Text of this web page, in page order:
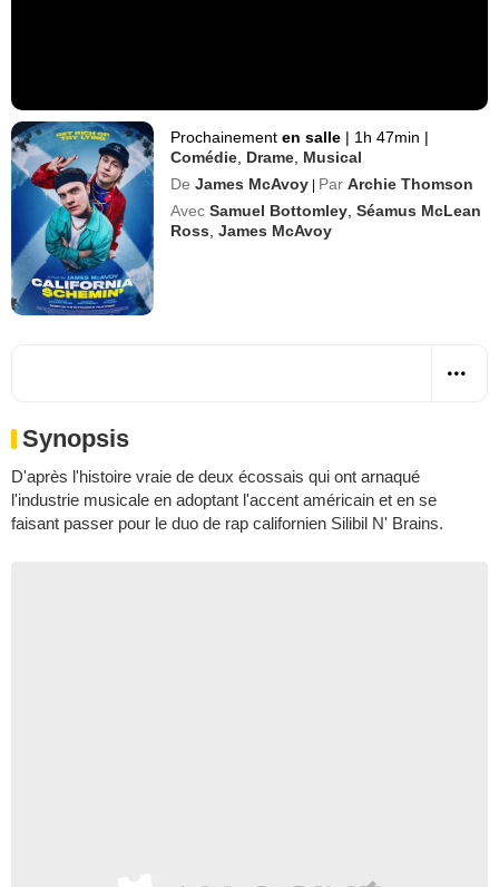
Prochainementen salle | 1h 47min |
Comédie Drame Musical
De James McAvoy | Par Archie Thomson
Avec Samuel Bottomley ,Séamus McLean
Ross ,James McAvoy
Synopsis
D'après l'histoire vraie de deux écossais qui ont arnaqué
l'industrie musicale en adoptant l'accent américain et en se
faisant passer pour le duo de rap californien Silibil N' Brains.